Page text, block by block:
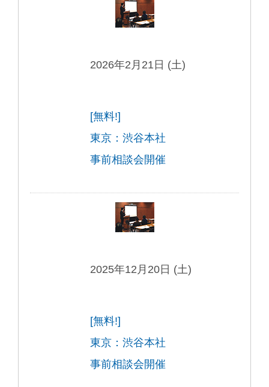
2026年2月21日 (土)
[無料!]
東京：渋谷本社
事前相談会開催
2025年12月20日 (土)
[無料!]
東京：渋谷本社
事前相談会開催